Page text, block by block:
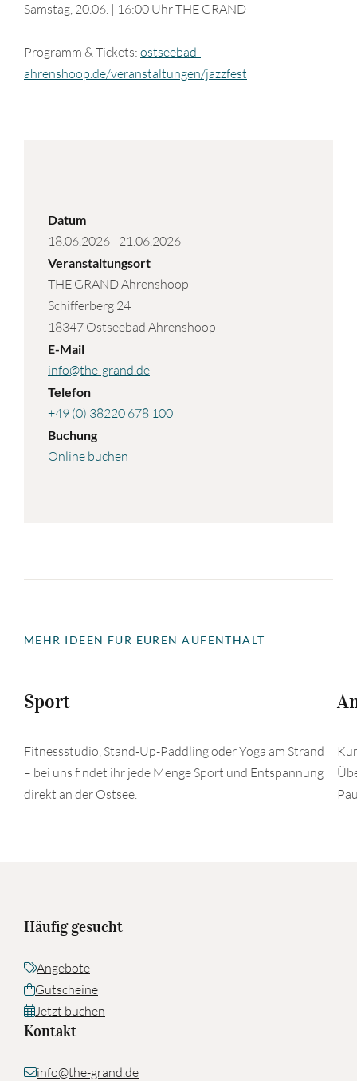
Samstag, 20.06. | 16:00 Uhr THE GRAND
Programm & Tickets: ostseebad-
ahrenshoop.de/veranstaltungen/jazzfest
Datum
18.06.2026- 21.06.2026
Veranstaltungsort
THE GRAND Ahrenshoop
Schifferberg 24
18347 Ostseebad Ahrenshoop
E-Mail
info@the-grand.de
Telefon
+49 (0) 38220 678 100
Buchung
Online buchen
MEHR IDEEN FÜR EUREN AUFENTHALT
Sport
Fitnessstudio, Stand-Up-Paddling oder Yoga am Strand
– bei uns findet ihr jede Menge Sport und Entspannung
direkt an der Ostsee.
Häufig gesucht
Angebote
Gutscheine
Jetzt buchen
Kontakt
info@the-grand.de